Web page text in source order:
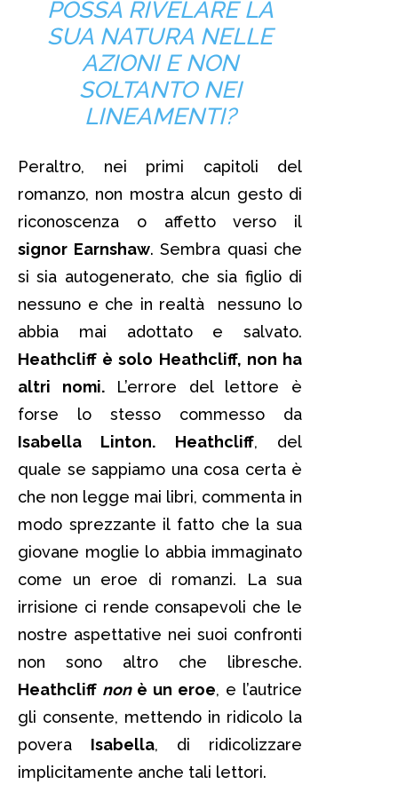
POSSA RIVELARE LA
SUA NATURA NELLE
AZIONI E NON
SOLTANTO NEI
LINEAMENTI?
Peraltro, nei primi capitoli del
romanzo, non mostra alcun gesto di
riconoscenza o affetto verso il
signor Earnshaw. Sembra quasi che
si sia autogenerato, che sia figlio di
nessuno e che in realtà nessuno lo
abbia mai adottato e salvato.
Heathcliff è solo Heathcliff, non ha
altri nomi.L’errore del lettore è
forse lo stesso commesso da
Isabella Linton.
Heathcliff, del
quale se sappiamo una cosa certa è
che non legge mai libri, commenta in
modo sprezzante il fatto che la sua
giovane moglie lo abbia immaginato
come un eroe di romanzi. La sua
irrisione ci rende consapevoli che le
nostre aspettative nei suoi confronti
non sono altro che libresche.
Heathcliff nonè un eroe, e l’autrice
gli consente, mettendo in ridicolo la
povera Isabella, di ridicolizzare
implicitamente anche tali lettori.